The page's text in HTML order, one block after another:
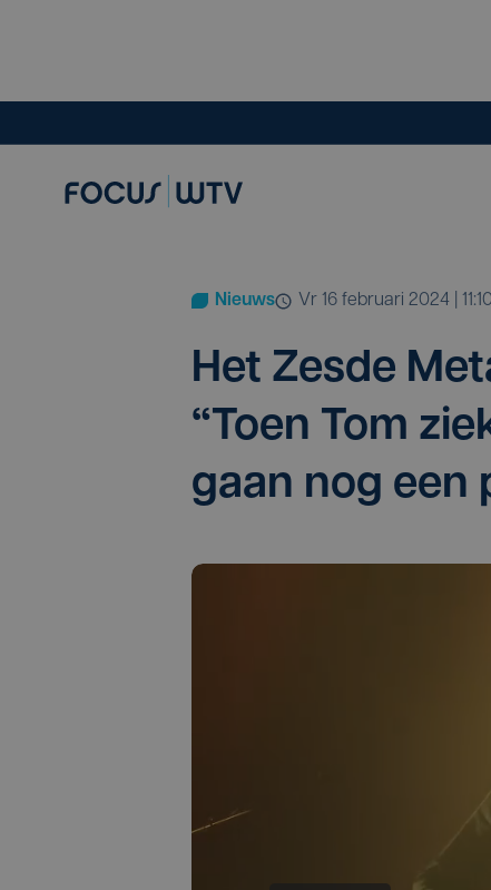
Nieuws vr 16 februari 2024 | 11:10
Het Zes­de
“Toen Tom
gaan nog een